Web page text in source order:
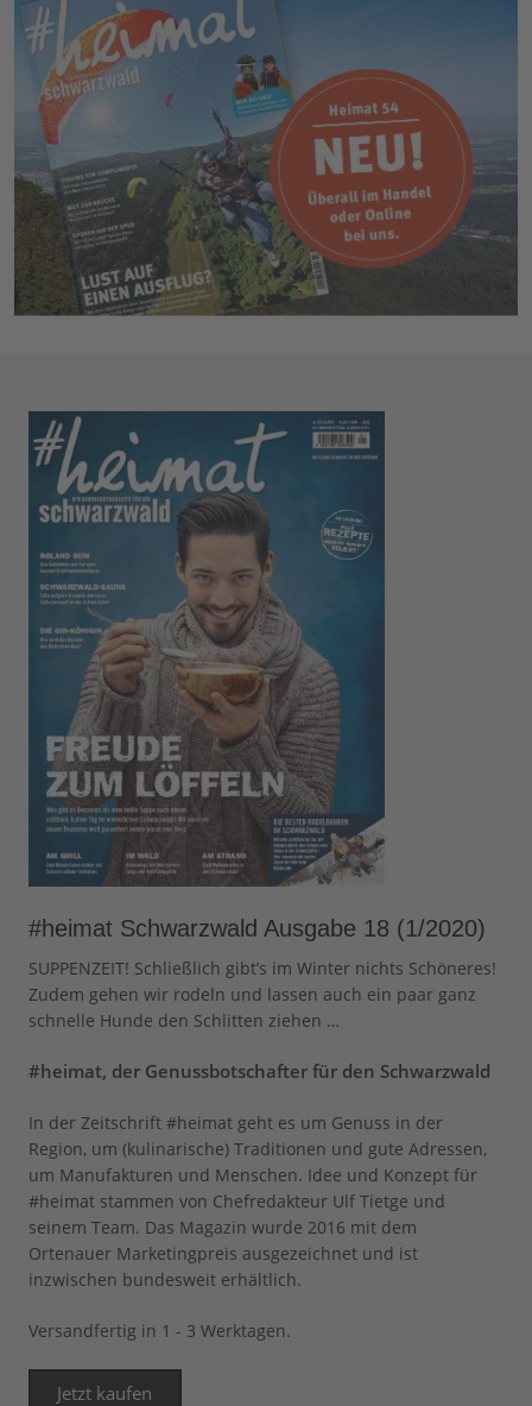
#heimat Schwarzwald Ausgabe 18 (1/2020)
SUPPENZEIT! Schließlich gibt’s im Winter nichts Schöneres!
Zudem gehen wir rodeln und lassen auch ein paar ganz
schnelle Hunde den Schlitten ziehen …
#heimat, der Genussbotschafter für den Schwarzwald
In der Zeitschrift #heimat geht es um Genuss in der
Region, um (kulinarische) Traditionen und gute Adressen,
um Manufakturen und Menschen. Idee und Konzept für
#heimat stammen von Chefredakteur Ulf Tietge und
seinem Team. Das Magazin wurde 2016 mit dem
Ortenauer Marketingpreis ausgezeichnet und ist
inzwischen bundesweit erhältlich.
Versandfertig in 1 - 3 Werktagen.
Jetzt kaufen